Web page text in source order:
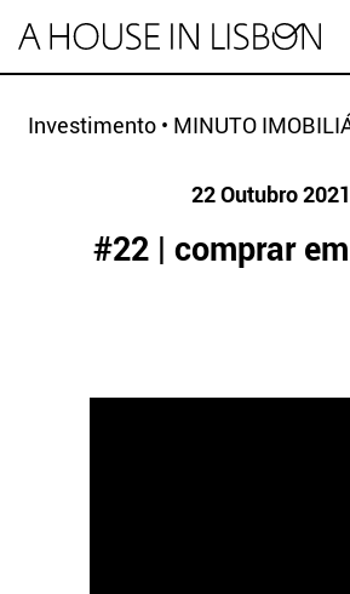
Artigos
Vídeos
Investimento• MINUTO
22 Outubro 2021
#22 | comprar